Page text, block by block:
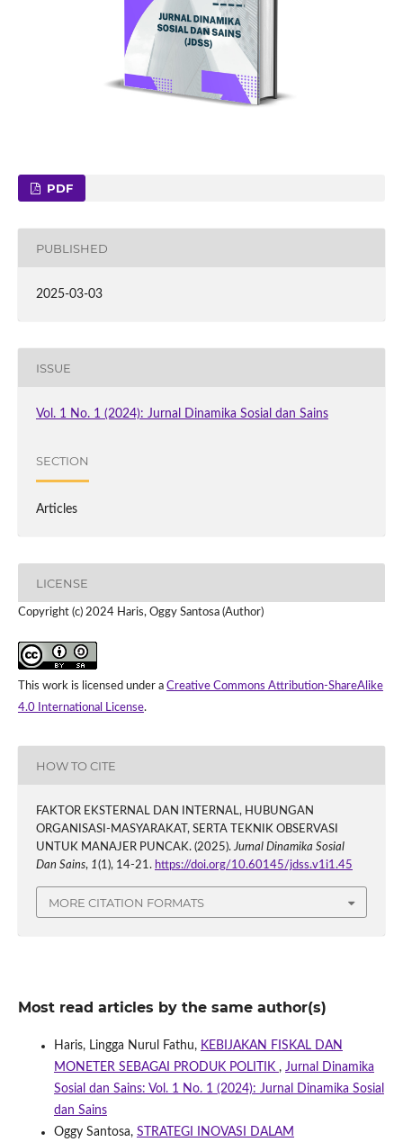
PDF
PUBLISHED
2025-03-03
ISSUE
Vol. 1 No. 1 (2024): Jurnal Dinamika Sosial dan Sains
SECTION
Articles
LICENSE
Copyright (c) 2024 Haris, Oggy Santosa (Author)
This work is licensed under a Creative Commons Attribution-ShareAlike
4.0 International License.
HOW TO CITE
FAKTOR EKSTERNAL DAN INTERNAL, HUBUNGAN
ORGANISASI-MASYARAKAT, SERTA TEKNIK OBSERVASI
UNTUK MANAJER PUNCAK. (2025).Jurnal Dinamika Sosial
Dan Sains, 1(1), 14-21. https://doi.org/10.60145/jdss.v1i1.45
MORE CITATION FORMATS
Most read articles by the same author(s)
Haris, Lingga Nurul Fathu, KEBIJAKAN FISKAL DAN
MONETER SEBAGAI PRODUK POLITIK , Jurnal Dinamika
Sosial dan Sains: Vol. 1 No. 1 (2024): Jurnal Dinamika Sosial
dan Sains
Oggy Santosa, STRATEGI INOVASI DALAM